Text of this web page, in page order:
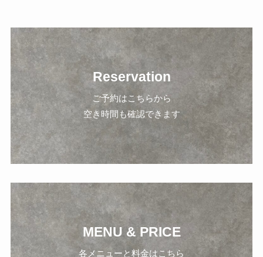
Reservation
ご予約はこちらから
空き時間も確認できます
MENU & PRICE
各メニューと料金はこちら